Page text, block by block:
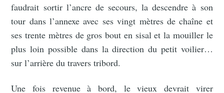
faudrait sortir l’ancre de secours, la descendre à son
tour dans l’annexe avec ses vingt mètres de chaîne et
ses trente mètres de gros bout en sisal et la mouiller le
plus loin possible dans la direction du petit voilier…
sur l’arrière du travers tribord.
Une fois revenue à bord, le vieux devrait virer